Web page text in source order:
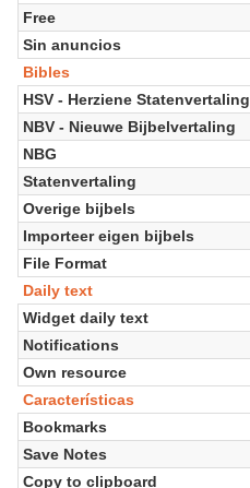
Free
Sin anuncios
Bibles
HSV - Herziene Statenvertaling
NBV - Nieuwe Bijbelvertaling
NBG
Statenvertaling
Overige bijbels
Importeer eigen bijbels
File Format
Daily text
Widget daily text
Notifications
Own resource
Características
Bookmarks
Save Notes
Copy to clipboard